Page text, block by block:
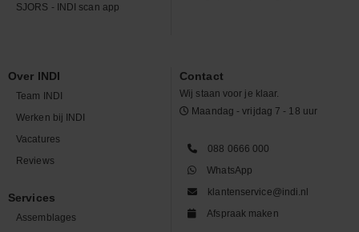
SJORS - INDI scan app
Over INDI
Team INDI
Werken bij INDI
Vacatures
Reviews
Services
Assemblages
Contact
Wij staan voor je klaar.
Maandag - vrijdag 7 - 18 uur
088 0666 000
WhatsApp
klantenservice@indi.nl
Afspraak maken